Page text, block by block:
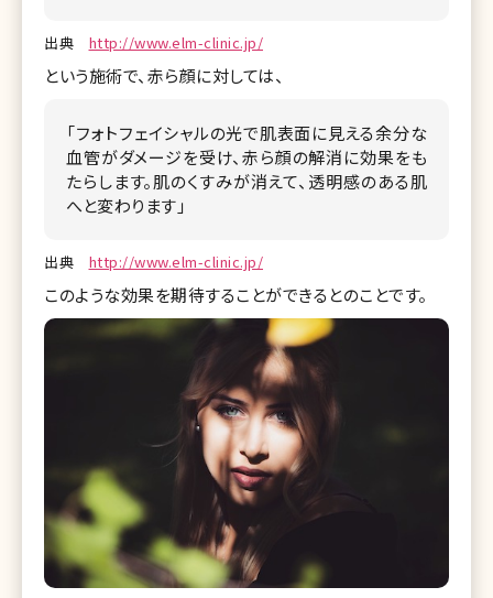
出典 http://www.elm-clinic.jp/
という施術で、赤ら顔に対しては、
「フォトフェイシャルの光で肌表面に見える余分な
血管がダメージを受け、赤ら顔の解消に効果をも
たらします。肌のくすみが消えて、透明感のある肌
へと変わります」
出典 http://www.elm-clinic.jp/
このような効果を期待することができるとのことです。